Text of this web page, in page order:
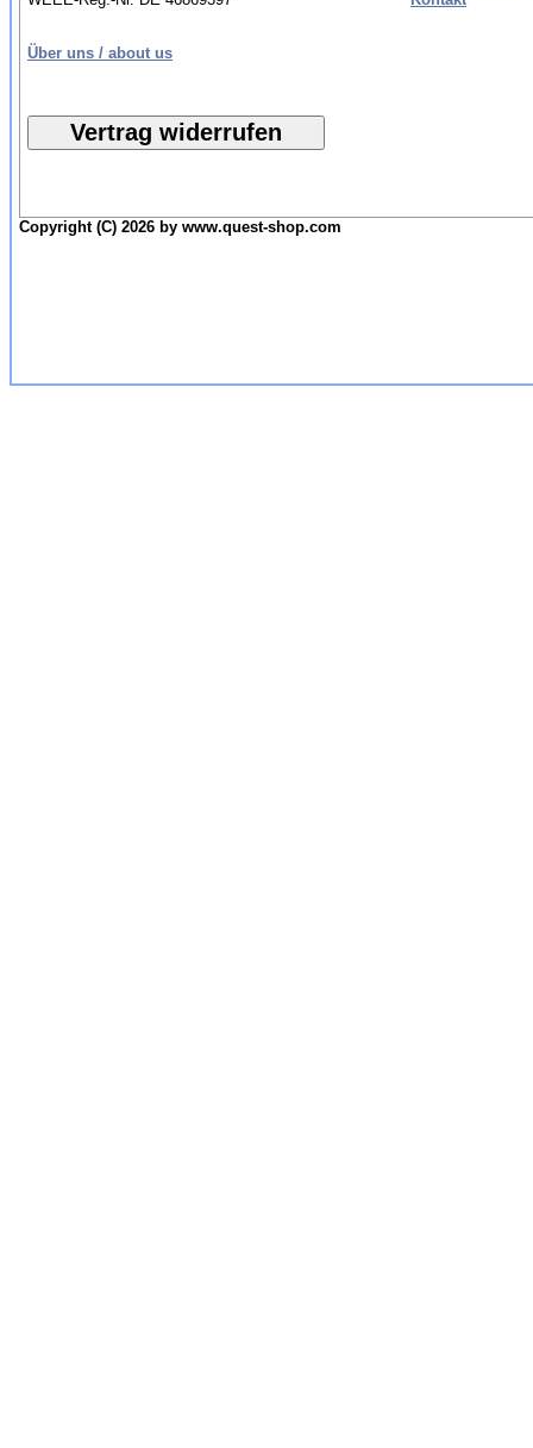
Über uns / about us
Copyright (C) 2026 by www.quest-shop.com